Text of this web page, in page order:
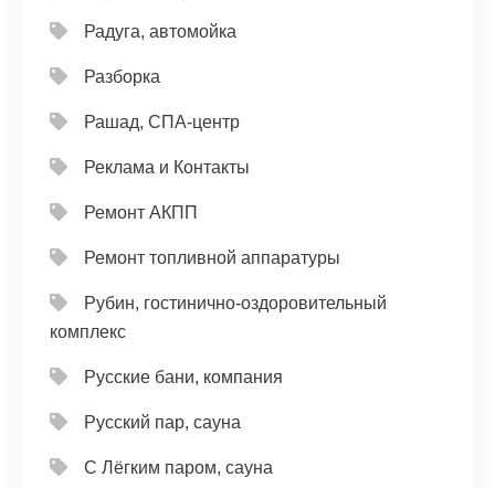
Радуга, автомойка
Разборка
Рашад, СПА-центр
Реклама и Контакты
Ремонт АКПП
Ремонт топливной аппаратуры
Рубин, гостинично-оздоровительный
комплекс
Русские бани, компания
Русский пар, сауна
С Лёгким паром, сауна